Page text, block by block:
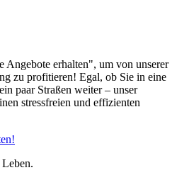
erhalten", um von unserer
zu profitieren! Egal, ob Sie in eine
paar Straßen weiter – unser
stressfreien und effizienten